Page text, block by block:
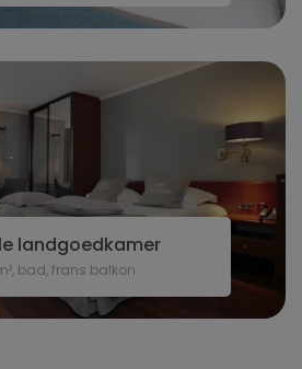
landgoedkamer
bad, frans balkon